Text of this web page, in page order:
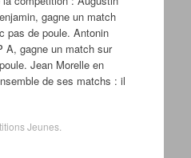
gagne un match
pas de poule. Antonin
A, gagne un match sur
Jean Morelle en
de ses matchs : il
Jeunes.